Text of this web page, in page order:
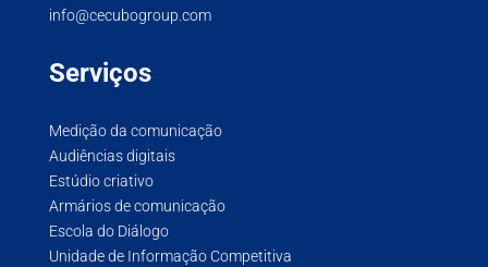
info@cecubogroup.com
Serviços
Medição da comunicação
Audiências digitais
Estúdio criativo
Armários de comunicação
Escola do Diálogo
Unidade de Informação Competitiva